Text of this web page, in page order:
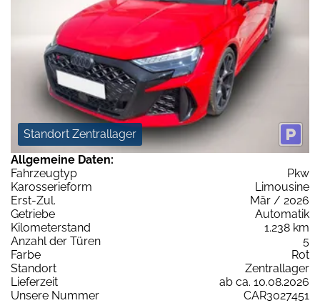
Standort Zentrallager
Allgemeine Daten:
Fahrzeugtyp
Pkw
Karosserieform
Limousine
Erst-Zul.
Mär / 2026
Getriebe
Automatik
Kilometerstand
1.238 km
Anzahl der Türen
5
Farbe
Rot
Standort
Zentrallager
Lieferzeit
ab ca. 10.08.2026
Unsere Nummer
CAR3027451